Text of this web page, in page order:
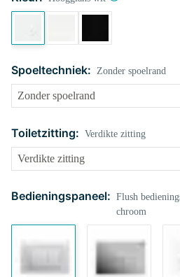
Spoeltechniek: Zonder spoelrand
Toiletzitting: Verdikte zitting
Bedieningspaneel: Flush
chroom